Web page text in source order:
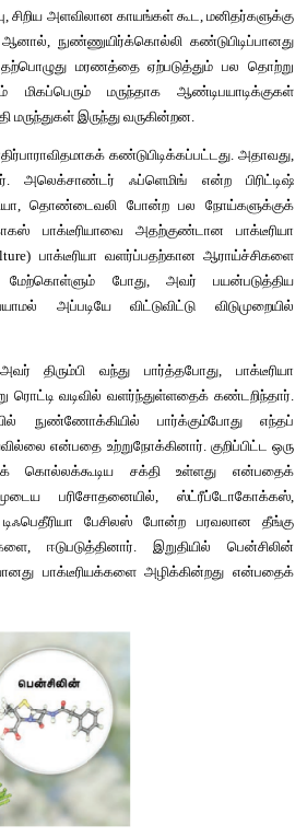
முன்பு, சிறிய அளவிலான காயங்கள் கூட,
ஆனால், நுண்ணுயிர்க்கொல்லி
தற்பொழுது மரணத்தை
மிகப்பெரும் மருந்தாக
சக்தி மருந்துகள் இருந்து வருகின்றன.
எதிர்பாராவிதமாகக்
அலெக்சாண்டர் ஃப்ளெமிங்
தொண்டைவலி போன்ற பல
பாக்டீரியாவை
culture) பாக்டீரியா வளர்ப்பதற்கான
மேற்கொள்ளும் போது, அவர்
அப்படியே விட்டுவிட்டு
அவர் திரும்பி வந்து
சிறு ரொட்டி வடிவில்
நுண்ணோக்கியில்
என்பதை உற்றுநோக்கினார்.
கொல்லக்கூடிய சக்தி
தம்முடைய பரிசோதனையில்,
டிஃபெதீரியா பேசிலஸ் போன்ற